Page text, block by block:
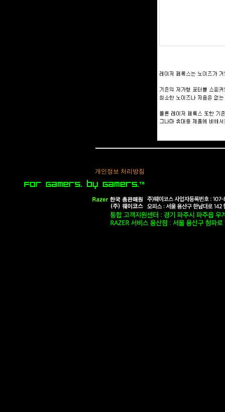
개인정보 처리방침